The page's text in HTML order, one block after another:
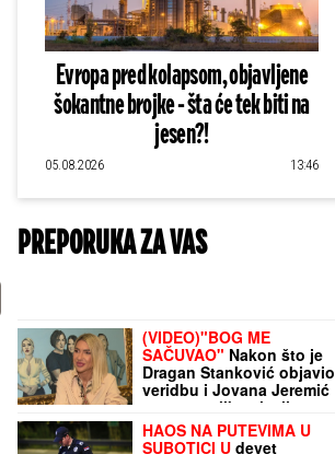
Evropa pred kolapsom, objavljene
šokantne brojke - šta će tek biti na
jesen?!
05.08.2026 13:46
PREPORUKA ZA VAS
(VIDEO)"BOG ME
SAČUVAO" Nakon što je
Dragan Stanković objavio
veridbu i Jovana Jeremić
sprema veliko slavlje u
svom domu
HAOS NA PUTEVIMA U
SUBOTICI U devet